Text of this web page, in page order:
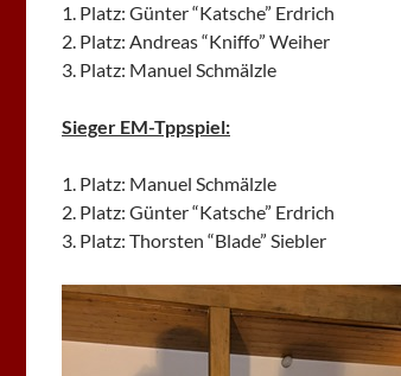
1. Platz: Günter “Katsche” Erdrich
2. Platz: Andreas “Kniffo” Weiher
3. Platz: Manuel Schmälzle
Sieger EM-Tppspiel:
1. Platz: Manuel Schmälzle
2. Platz: Günter “Katsche” Erdrich
3. Platz: Thorsten “Blade” Siebler